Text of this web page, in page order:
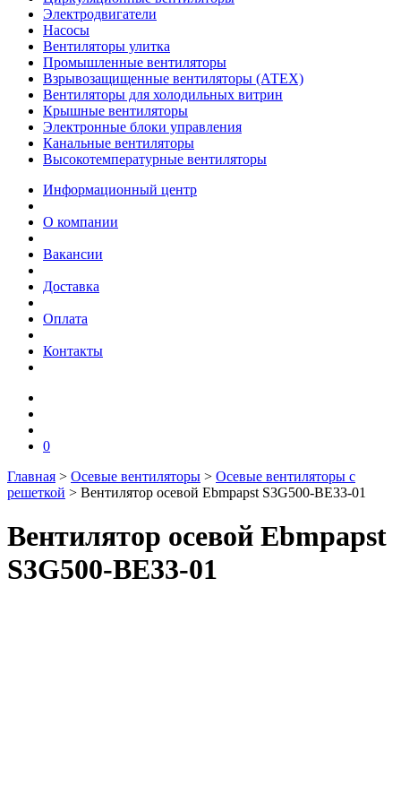
Электродвигатели
Насосы
Вентиляторы улитка
Промышленные вентиляторы
Взрывозащищенные вентиляторы (АТЕХ)
Вентиляторы для холодильных витрин
Крышные вентиляторы
Электронные блоки управления
Канальные вентиляторы
Высокотемпературные вентиляторы
Информационный центр
О компании
Вакансии
Доставка
Оплата
Контакты
0
Главная > Осевые вентиляторы > Осевые вентиляторы с
решеткой > Вентилятор осевой Ebmpapst S3G500-BE33-01
Вентилятор осевой Ebmpapst
S3G500-BE33-01